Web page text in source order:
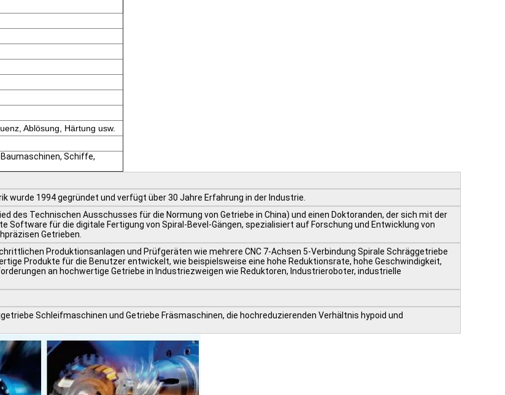
Ablösung, Härtung usw.
Schiffe,
wurde 1994 gegründet und verfügt über 30 Jahre Erfahrung in der Industrie.
des Technischen Ausschusses für die Normung von Getriebe in China) und einen Doktoranden, der sich mit der
für die digitale Fertigung von Spiral-Bevel-Gängen, spezialisiert auf Forschung und Entwicklung von
Getrieben.
Produktionsanlagen und Prüfgeräten wie mehrere CNC 7-Achsen 5-Verbindung Spirale Schräggetriebe
Produkte für die Benutzer entwickelt, wie beispielsweise eine hohe Reduktionsrate, hohe Geschwindigkeit,
an hochwertige Getriebe in Industriezweigen wie Reduktoren, Industrieroboter, industrielle
Schleifmaschinen und Getriebe Fräsmaschinen, die hochreduzierenden Verhältnis hypoid und